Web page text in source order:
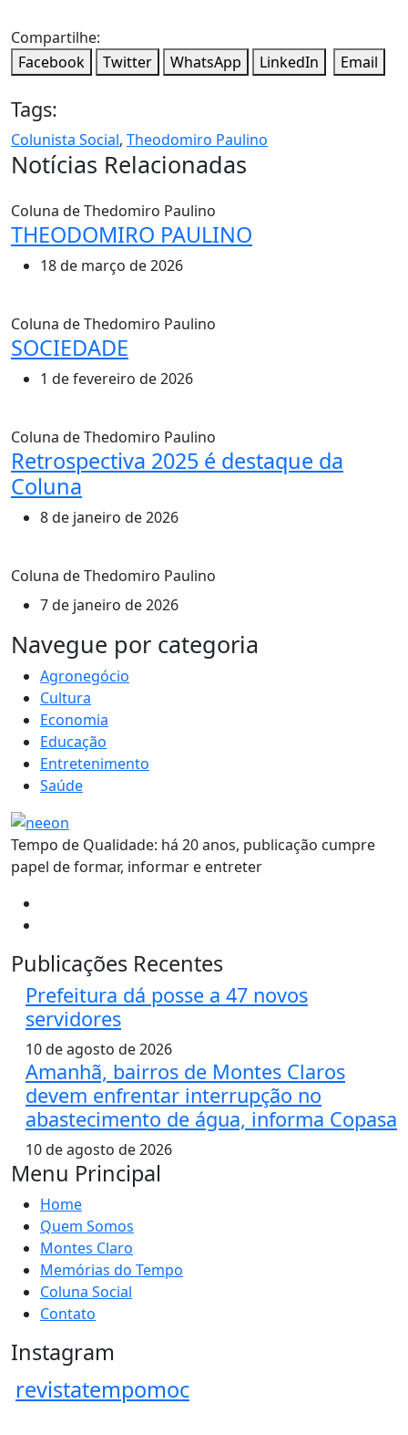
Compartilhe:
Facebook
Twitter WhatsApp LinkedIn Email
Tags:
Colunista Social, Theodomiro Paulino
Notícias Relacionadas
Coluna de Thedomiro Paulino
THEODOMIRO PAULINO
18 de março de 2026
Coluna de Thedomiro Paulino
SOCIEDADE
1 de fevereiro de 2026
Coluna de Thedomiro Paulino
Retrospectiva 2025 é destaque da
Coluna
8 de janeiro de 2026
Coluna de Thedomiro Paulino
7 de janeiro de 2026
MAIS VISTOS
Navegue por categoria
Agronegócio
Cultura
Economia
Educação
Entretenimento
Saúde
Tempo de Qualidade: há 20 anos, publicação cumpre
papel de formar, informar e entreter
Publicações Recentes
Prefeitura dá posse a 47 novos
servidores
10 de agosto de 2026
Amanhã, bairros de Montes Claros
devem enfrentar interrupção no
abastecimento de água, informa Copasa
10 de agosto de 2026
Menu Principal
Home
Quem Somos
Montes Claro
Memórias do Tempo
Coluna Social
Contato
Instagram
revistatempomoc